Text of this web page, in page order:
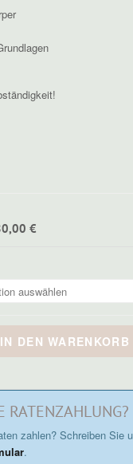
€
IN DEN WARENKORB
RATENZAHLUNG?
zahlen? Schreiben Sie
.